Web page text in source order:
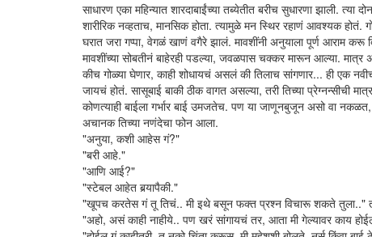
साधारण एका महिन्यात शारदाबाईंच्या तब्येतीत बरीच सुधारणा झाली.
शारीरिक नव्हताच, मानसिक होता. त्यामुळे मन स्थिर रहाणं आवश्यक होतं.
घरात जरा गप्पा, वेगळं खाणं वगैरे झालं. मावशींनी अनुयाला पूर्ण आराम करू
मावशींच्या सोबतीनं बाहेरही पडल्या, जवळपास चक्कर मारून आल्या.
कीच गोळ्या घेणार, काही शोधायचं असलं की तिलाच सांगणार... ही एक
जायचं होतं. सासूबाई बाकी ठीक वागत असल्या, तरी तिच्या प्रेग्नन्सीची
कोणत्याही बाईला गर्भार बाई उमजतेच. पण या जाणूनबुजून असो वा
अचानक तिच्या नणंदेचा फोन आला.
"अनुया, कशी आहेस गं?"
"बरी आहे."
"आणि आई?"
"स्टेबल आहेत बर्‍यापैकी."
"खूपच करतेस गं तू तिचं.. मी इथे बसून फक्त प्रश्न विचारू शकते तुला.."
"अहो, असं काही नाहीये.. पण खरं सांगायचं तर, आता मी गेल्यावर काय